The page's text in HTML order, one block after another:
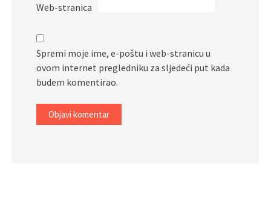
Web-stranica
Spremi moje ime, e-poštu i web-stranicu u
ovom internet pregledniku za sljedeći put kada
budem komentirao.